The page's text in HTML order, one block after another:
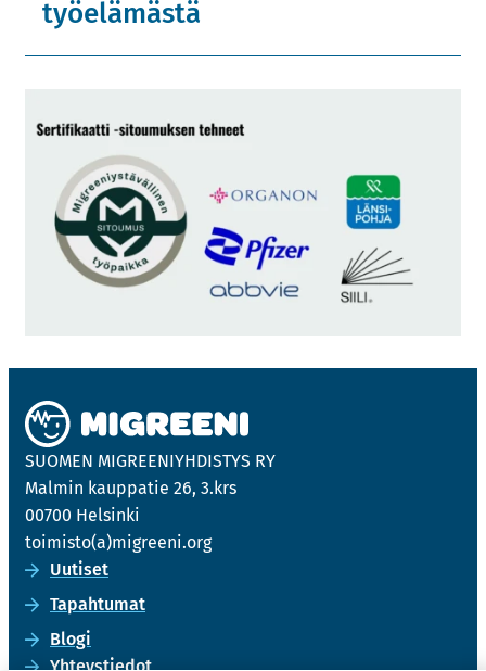
työelämästä
SUO­MEN MIGREE­NIYH­DIS­TYS RY
Mal­min kaup­pa­tie 26, 3.krs
00700 Hel­sin­ki
toi­mis­to(a)migree­ni.org
Uu­ti­set
Ta­pah­tu­mat
Blogi
Yh­teys­tie­dot